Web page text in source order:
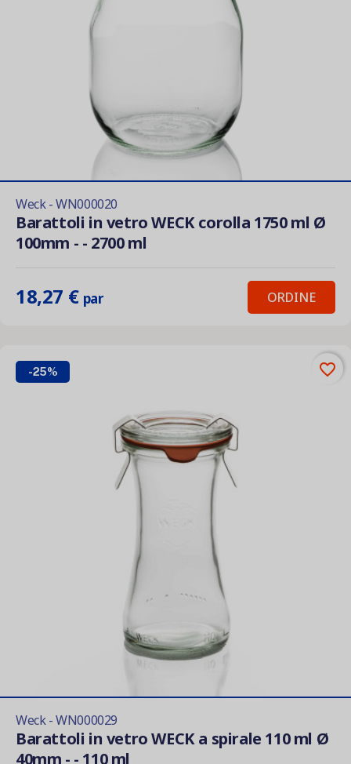
Weck - WN000020
Barattoli in vetro WECK corolla 1750 ml Ø
100mm - - 2700 ml
18,27 € par ORDINE
Weck - WN000029
Barattoli in vetro WECK a spirale 110 ml Ø
40mm - - 110 ml
-25% favorite_border